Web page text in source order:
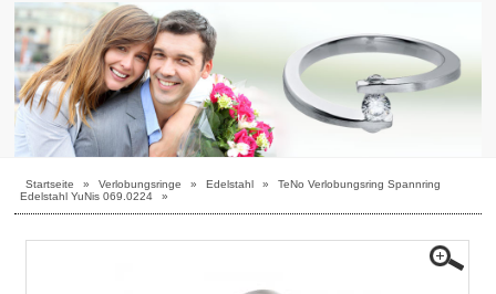
Startseite » Verlobungsringe » Edelstahl »
TeNo Verlobungsring Spannring
Edelstahl YuNis 069.0224
»